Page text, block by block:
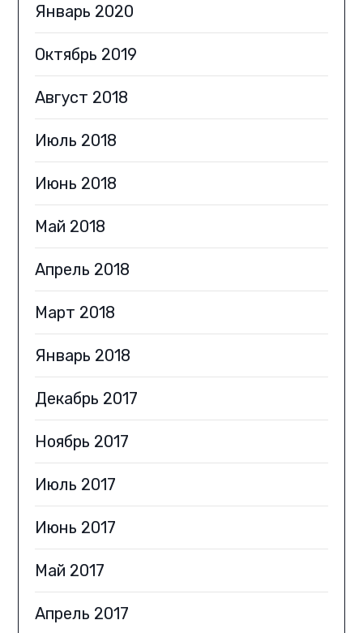
Январь 2020
Октябрь 2019
Август 2018
Июль 2018
Июнь 2018
Май 2018
Апрель 2018
Март 2018
Январь 2018
Декабрь 2017
Ноябрь 2017
Июль 2017
Июнь 2017
Май 2017
Апрель 2017